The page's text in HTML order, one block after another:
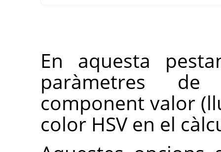
En aquesta
paràmetres
component valor
color HSV en el